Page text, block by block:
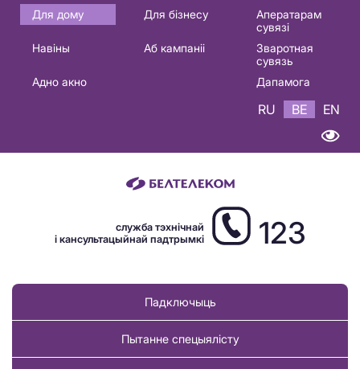
Основная
навигация
Для дому Для бізнесу
Аператарам
сувязі
Навіны
Аб кампаніі
Зваротная
сувязь
Адно акно
Дапамога
RU BE EN
служба тэхнічнай
і кансультацыйнай падтрымкі
123
Падключыць
Пытанне спецыялісту